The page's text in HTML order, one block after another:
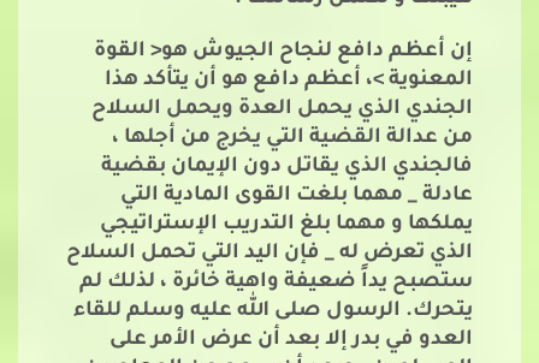
إن أعظم دافع لنجاح الجيوش هو< القوة
المعنوية >، أعظم دافع هو أن يتأكد هذا
الجندي الذي يحمل العدة ويحمل السلاح
من عدالة القضية التي يخرج من أجلها ،
فالجندي الذي يقاتل دون الإيمان بقضية
عادلة _ مهما بلغت القوى المادية التي
يملكها و مهما بلغ التدريب الإستراتيجي
الذي تعرض له _ فإن اليد التي تحمل السلاح
ستصبح يداً ضعيفة واهية خائرة ، لذلك لم
يتحرك. الرسول صلى الله عليه وسلم للقاء
العدو في بدر إلا بعد أن عرض الأمر على